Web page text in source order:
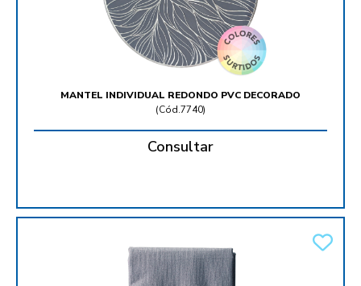
MANTEL INDIVIDUAL REDONDO PVC DECORADO
(Cód.7740)
Consultar